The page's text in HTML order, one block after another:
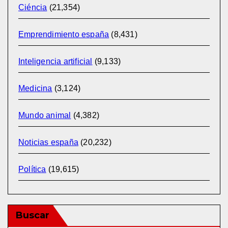
Ciéncia (21,354)
Emprendimiento españa (8,431)
Inteligencia artificial (9,133)
Medicina (3,124)
Mundo animal (4,382)
Noticias españa (20,232)
Política (19,615)
Buscar